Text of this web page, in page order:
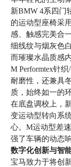
新BMW 4系四门
的运动型座椅采
感、触感完美合
细线纹与烟灰色
而璀璨水晶质感
M Performtex针
耐磨性，还兼具
质，始终如一的
在底盘调校上，
变运动型转向系
心。M运动型差
强了车辆的动态响
数字化创新与智
宝马致力于将创